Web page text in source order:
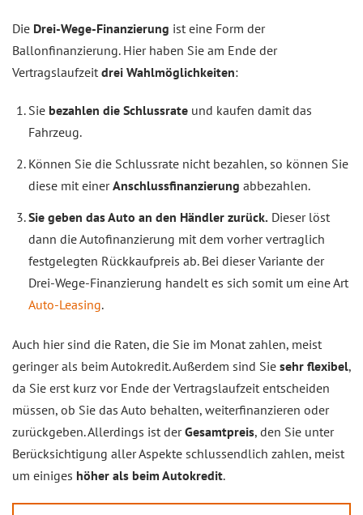
Die Drei-Wege-Finanzierung ist eine Form der
Ballonfinanzierung. Hier haben Sie am Ende der
Vertragslaufzeit drei Wahlmöglichkeiten:
Sie bezahlen die Schlussrate und kaufen damit das
Fahrzeug.
Können Sie die Schlussrate nicht bezahlen, so können Sie
diese mit einerAnschlussfinanzierung abbezahlen.
Sie geben das Auto an den Händler zurück. Dieser löst
dann die Autofinanzierung mit dem vorher vertraglich
festgelegten Rückkaufpreis ab. Bei dieser Variante der
Drei-Wege-Finanzierung handelt es sich somit um eine Art
Auto-Leasing.
Auch hier sind die Raten, die Sie im Monat zahlen, meist
geringer als beim Autokredit. Außerdem sind Sie sehr flexibel,
da Sie erst kurz vor Ende der Vertragslaufzeit entscheiden
müssen, ob Sie das Auto behalten, weiterfinanzieren oder
zurückgeben. Allerdings ist derGesamtpreis, den Sie unter
Berücksichtigung aller Aspekte schlussendlich zahlen, meist
um einiges höher als beim Autokredit.